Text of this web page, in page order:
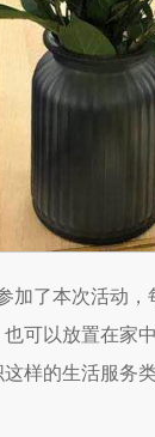
加了本次活动
可以放置在家
样的生活服务